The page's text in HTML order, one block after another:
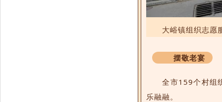
大峪镇组织志愿
摆敬老宴
全市159个村组
乐融融。